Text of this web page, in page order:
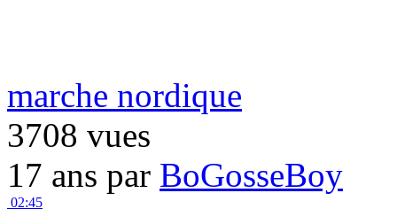
marche nordique
3708 vues
17 ans par BoGosseBoy
02:45